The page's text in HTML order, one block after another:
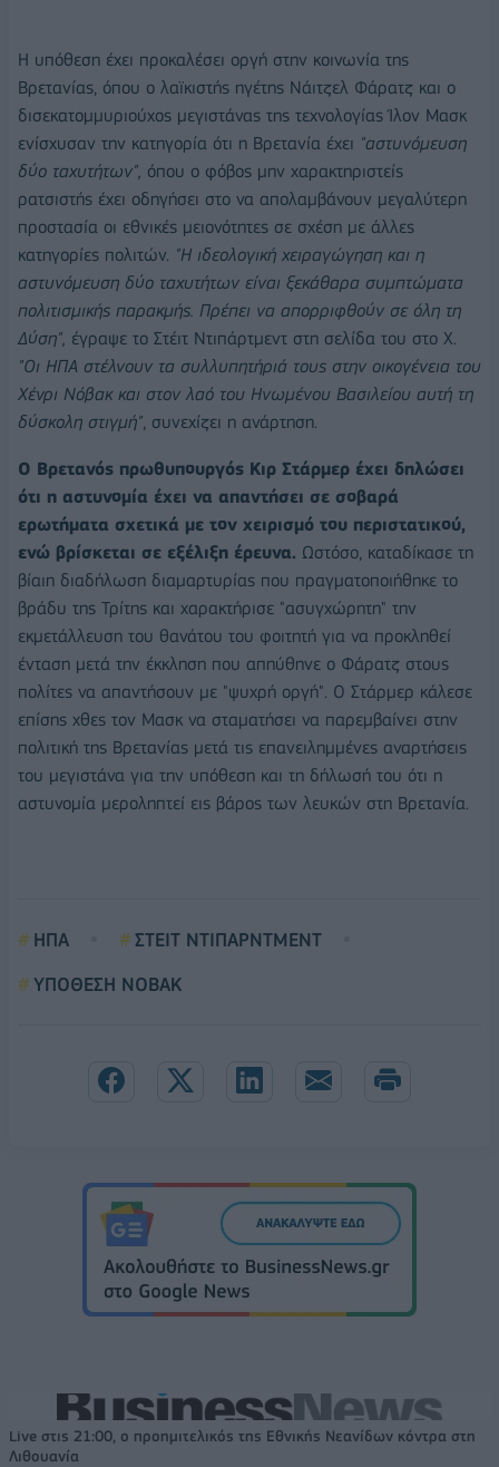
Η υπόθεση έχει προκαλέσει οργή στην κοινωνία της
Βρετανίας, όπου ο λαϊκιστής ηγέτης Νάιτζελ Φάρατζ και ο
δισεκατομμυριούχος μεγιστάνας της τεχνολογίας Ίλον Μασκ
ενίσχυσαν την κατηγορία ότι η Βρετανία έχει "αστυνόμευση
δύο ταχυτήτων", όπου ο φόβος μην χαρακτηριστείς
ρατσιστής έχει οδηγήσει στο να απολαμβάνουν μεγαλύτερη
προστασία οι εθνικές μειονότητες σε σχέση με άλλες
κατηγορίες πολιτών. "Η ιδεολογική χειραγώγηση και η
αστυνόμευση δύο ταχυτήτων είναι ξεκάθαρα συμπτώματα
πολιτισμικής παρακμής. Πρέπει να απορριφθούν σε όλη τη
Δύση", έγραψε το Στέιτ Ντιπάρτμεντ στη σελίδα του στο Χ.
"Οι ΗΠΑ στέλνουν τα συλλυπητήριά τους στην οικογένεια του
Χένρι Νόβακ και στον λαό του Ηνωμένου Βασιλείου αυτή τη
δύσκολη στιγμή", συνεχίζει η ανάρτηση.
Ο Βρετανός πρωθυπουργός Κιρ Στάρμερ έχει δηλώσει
ότι η αστυνομία έχει να απαντήσει σε σοβαρά
ερωτήματα σχετικά με τον χειρισμό του περιστατικού,
ενώ βρίσκεται σε εξέλιξη έρευνα. Ωστόσο, καταδίκασε τη
βίαιη διαδήλωση διαμαρτυρίας που πραγματοποιήθηκε το
βράδυ της Τρίτης και χαρακτήρισε "ασυγχώρητη" την
εκμετάλλευση του θανάτου του φοιτητή για να προκληθεί
ένταση μετά την έκκληση που απηύθηνε ο Φάρατζ στους
πολίτες να απαντήσουν με "ψυχρή οργή". Ο Στάρμερ κάλεσε
επίσης χθες τον Μασκ να σταματήσει να παρεμβαίνει στην
πολιτική της Βρετανίας μετά τις επανειλημμένες αναρτήσεις
του μεγιστάνα για την υπόθεση και τη δήλωσή του ότι η
αστυνομία μεροληπτεί εις βάρος των λευκών στη Βρετανία.
ΗΠΑ
ΣΤΕΙΤ ΝΤΙΠΑΡΝΤΜΕΝΤ
ΥΠΟΘΕΣΗ ΝΟΒΑΚ
Live στις 21:00, ο προημιτελικός της Εθνικής Νεανίδων κόντρα στη
Λιθουανία